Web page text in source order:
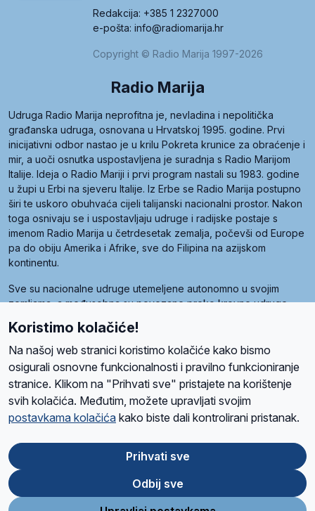
Redakcija: +385 1 2327000
e-pošta: info@radiomarija.hr
Copyright © Radio Marija 1997-2026
Radio Marija
Udruga Radio Marija neprofitna je, nevladina i nepolitička
građanska udruga, osnovana u Hrvatskoj 1995. godine. Prvi
inicijativni odbor nastao je u krilu Pokreta krunice za obraćenje i
mir, a uoči osnutka uspostavljena je suradnja s Radio Marijom
Italije. Ideja o Radio Mariji i prvi program nastali su 1983. godine
u župi u Erbi na sjeveru Italije. Iz Erbe se Radio Marija postupno
širi te uskoro obuhvaća cijeli talijanski nacionalni prostor. Nakon
toga osnivaju se i uspostavljaju udruge i radijske postaje s
imenom Radio Marija u četrdesetak zemalja, počevši od Europe
pa do obiju Amerika i Afrike, sve do Filipina na azijskom
kontinentu.
Sve su nacionalne udruge utemeljene autonomno u svojim
zemljama, a međusobna su povezane preko krovne udruge
Radio Maria). Svjetsku obitelj utemeljilo je sedam članica, među
kojima je i hrvatska Udruga Radio Marija.
O namaRadio ProgramVolonteriPrijateljiKontaktPravila privatnosti
Ova stranica je zaštićena Google reCAPTCHA sustavom
Store
Google
Play
Koristimo kolačiće!
Na našoj web stranici koristimo kolačiće kako bismo
osigurali osnovne funkcionalnosti i pravilno funkcioniranje
stranice. Klikom na "Prihvati sve" pristajete na korištenje
svih kolačića. Međutim, možete upravljati svojim
postavkama kolačića kako biste dali kontrolirani pristanak.
Prihvati sve
Odbij sve